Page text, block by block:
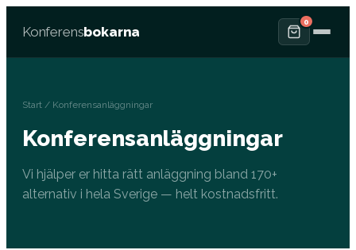
Konferensbokarna
0
Start / Konferensanläggningar
Konferensanläggningar
Vi hjälper er hitta rätt anläggning bland 170+
alternativ i hela Sverige — helt kostnadsfritt.